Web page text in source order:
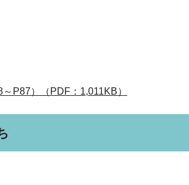
P87）（PDF：1,011KB）